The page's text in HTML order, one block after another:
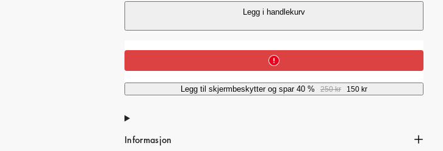
i
Legg i handlekurv
Legg til skjermbeskytter og spar 40 % 250 kr 150 kr
Informasjon